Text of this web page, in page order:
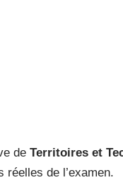
de Territoires et
réelles de l’examen.